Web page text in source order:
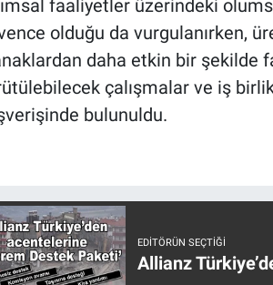
faaliyetler üzerindeki
olduğu da vurgulanırken,
daha etkin bir şekilde
çalışmalar ve iş
bulunuldu.
EDITÖRÜN SEÇTIĞI
Allianz